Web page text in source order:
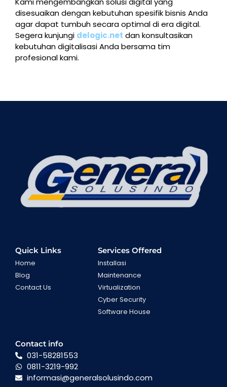
disesuaikan dengan kebutuhan spesifik bisnis Anda
agar dapat tumbuh secara optimal di era digital.
Segera kunjungi delogic.net dan konsultasikan
kebutuhan digitalisasi Anda bersama tim
profesional kami.
Quick Links
Home
Blog
Contact Us
Services Offered
Installasi
Maintenance
Virtualization
Cyber Security
Software House
Contact info
031-58281553
0811-3219-992
informasi@generalsolusindo.com